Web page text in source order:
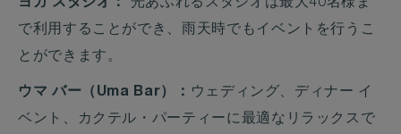
ヨガ スタジオ：
光あふれるスタジオは最大40名様ま
で利用することができ、雨天時でもイベントを行うこ
とができます。
ウマ バー（Uma Bar）： ウェディング、ディナー イ
ベント、カクテル・パーティーに最適なリラックスで